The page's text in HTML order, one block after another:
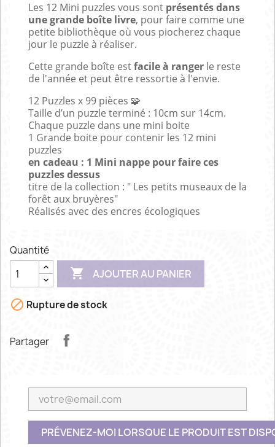
Les 12 Mini puzzles vous sont présentés dans
une grande boîte livre, pour faire comme une
petite bibliothèque où vous piocherez chaque
jour le puzzle à réaliser.
Cette grande boîte estfacile à ranger le reste
de l'année et peut être ressortie à l'envie.
12 Puzzles x 99 pièces 🧩
Taille d’un puzzle terminé : 10cm sur 14cm.
Chaque puzzle dans une mini boite
1 Grande boite pour contenir les 12 mini
puzzles
en cadeau : 1 Mini nappe pour faire ces
puzzles dessus
titre de la collection : " Les petits museaux de la
forêt aux bruyères"
Réalisés avec des encres écologiques
Quantité
 AJOUTER AU PANIER
 Rupture de stock
Partager
PRÉVENEZ-MOI LORSQUE LE PRODUIT EST